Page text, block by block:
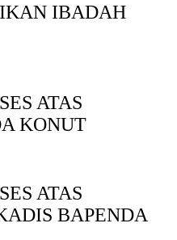
IBADAH
ATAS
KONUT
ATAS
BAPENDA